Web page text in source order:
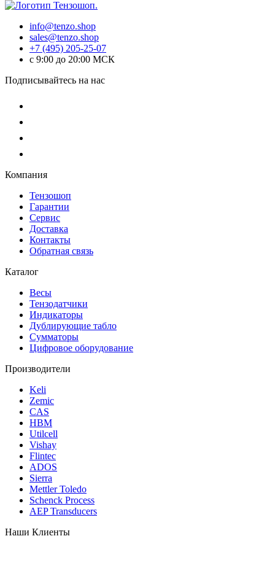
info@tenzo.shop
sales@tenzo.shop
+7 (495) 205-25-07
с 9:00 до 20:00 МСК
Подписывайтесь на нас
Компания
Тензошоп
Гарантии
Сервис
Доставка
Контакты
Обратная связь
Каталог
Весы
Тензодатчики
Индикаторы
Дублирующие табло
Сумматоры
Цифровое оборудование
Производители
Keli
Zemic
CAS
HBM
Utilcell
Vishay
Flintec
ADOS
Sierra
Mettler Toledo
Schenck Process
AEP Transducers
Наши Клиенты